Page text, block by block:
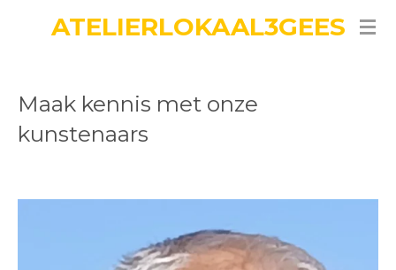
hoofdinhoud
ATELIERLOKAAL3GEES
Maak kennis met onze
kunstenaars